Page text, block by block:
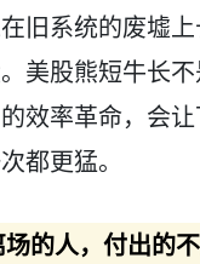
旧系统的废墟
美股熊短牛长
效率革命，会
都更猛。
的人，付出的